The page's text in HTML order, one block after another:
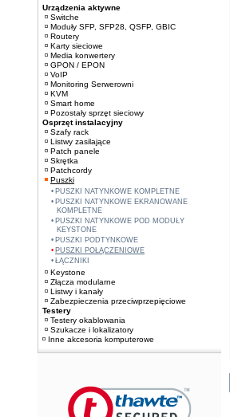
Urządzenia aktywne
Switche
Moduły SFP, SFP28, QSFP, GBIC
Routery
Karty sieciowe
Media konwertery
GPON / EPON
VoIP
Monitoring Serwerowni
KVM
Smart home
Pozostały sprzęt sieciowy
Osprzęt instalacyjny
Szafy rack
Listwy zasilające
Patch panele
Skrętka
Patchcordy
Puszki
PUSZKI NATYNKOWE KOMPLETNE
PUSZKI NATYNKOWE EKRANOWANE
KOMPLETNE
PUSZKI NATYNKOWE POD MODUŁY
KEYSTONE
PUSZKI PODTYNKOWE
PUSZKI POŁĄCZENIOWE
ŁĄCZNIKI
Keystone
Złącza modularne
Listwy i kanały
Zabezpieczenia przeciwprzepięciowe
Testery
Testery okablowania
Szukacze i lokalizatory
Inne akcesoria komputerowe